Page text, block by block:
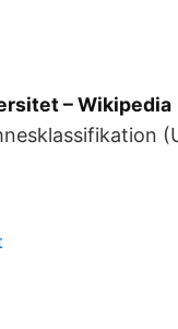
– Wikipedia